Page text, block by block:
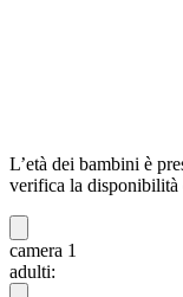
L’età dei bambini è
verifica la disponibilità
camera 1
adulti: